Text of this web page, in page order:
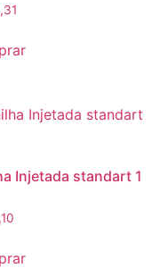
Injetada standart 1